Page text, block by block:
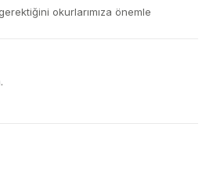
okurlarımıza önemle